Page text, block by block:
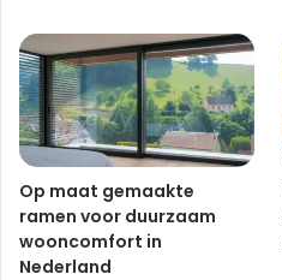
Op maat gemaakte
ramen voor duurzaam
wooncomfort in
Nederland